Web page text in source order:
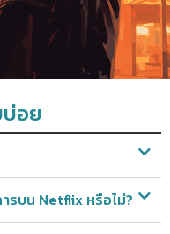
อย
รบน Netflix หรือไม่?